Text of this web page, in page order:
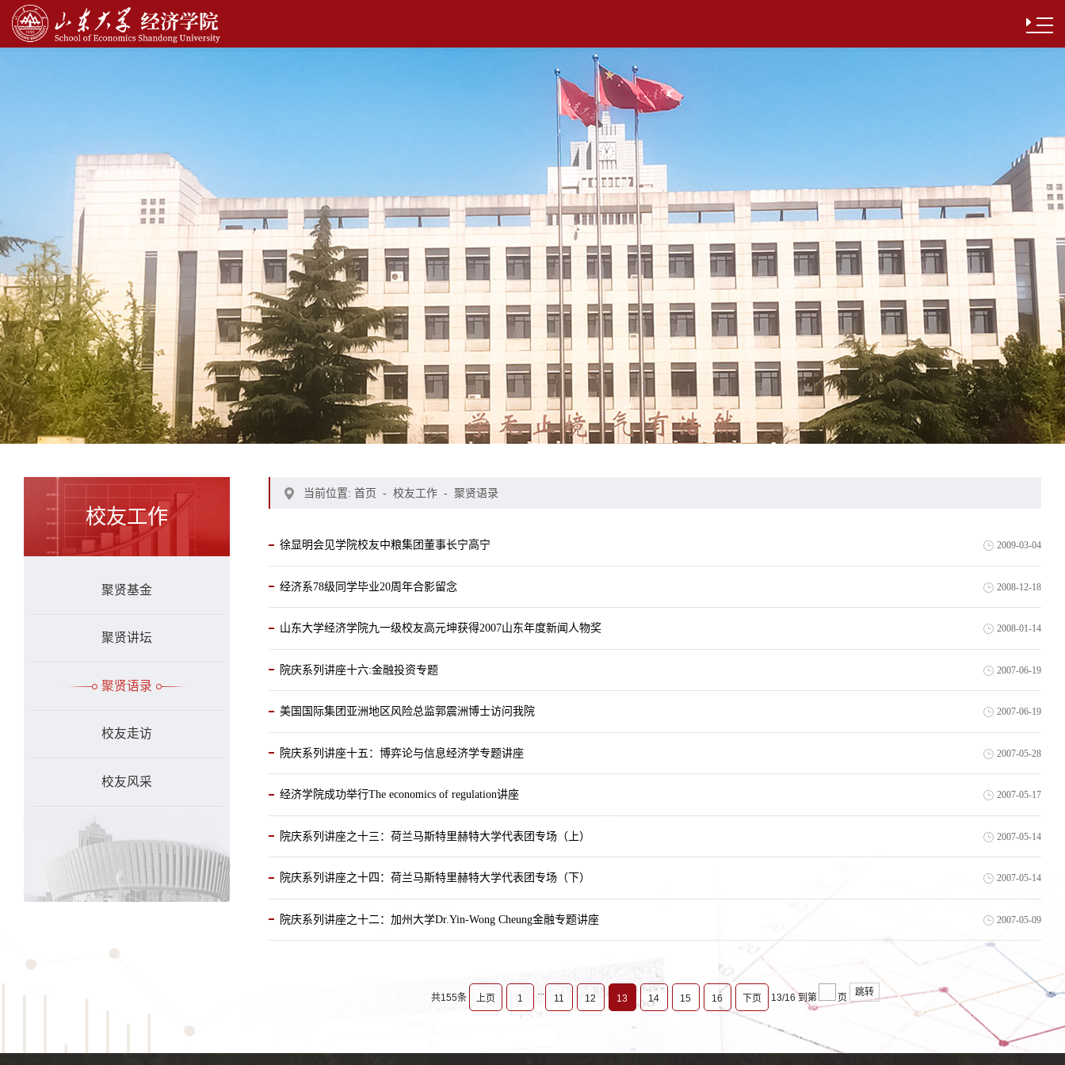
校友工作
聚贤基金
聚贤讲坛
聚贤语录
校友走访
校友风采
当前位置: 首页 - 校友工作 - 聚贤语录
徐显明会见学院校友中粮集团董事长宁高宁 2009-03-04
经济系78级同学毕业20周年合影留念 2008-12-18
山东大学经济学院九一级校友高元坤获得2007山东年度新闻人物奖 2008-01-14
院庆系列讲座十六:金融投资专题 2007-06-19
美国国际集团亚洲地区风险总监郭震洲博士访问我院 2007-06-19
院庆系列讲座十五：博弈论与信息经济学专题讲座 2007-05-28
经济学院成功举行The economics of regulation讲座 2007-05-17
院庆系列讲座之十三：荷兰马斯特里赫特大学代表团专场（上） 2007-05-14
院庆系列讲座之十四：荷兰马斯特里赫特大学代表团专场（下） 2007-05-14
院庆系列讲座之十二：加州大学Dr.Yin-Wong Cheung金融专题讲座 2007-05-09
共155条 上页 1 11 12 13 14 15 16 下页 13/16 到第 页
跳转